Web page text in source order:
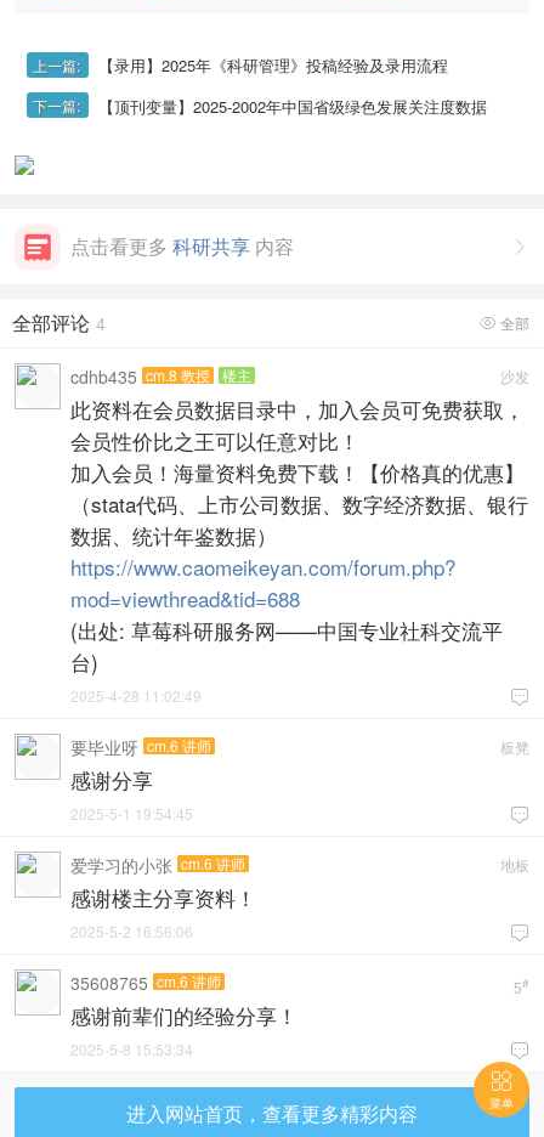
上一篇: 【录用】2025年《科研管理》投稿经验及录用流程
下一篇: 【顶刊变量】2025-2002年中国省级绿色发展关注度数据

点击看更多 科研共享 内容
 全部
全部评论 4
沙发
cdhb435 cm.8 教授 楼主
此资料在会员数据目录中，加入会员可免费获取，
会员性价比之王可以任意对比！
加入会员！海量资料免费下载！【价格真的优惠】
（stata代码、上市公司数据、数字经济数据、银行
数据、统计年鉴数据）
https://www.caomeikeyan.com/forum.php?
mod=viewthread&tid=688
(出处: 草莓科研服务网——中国专业社科交流平
台)

2025-4-28 11:02:49
板凳
要毕业呀 cm.6 讲师
感谢分享

2025-5-1 19:54:45
地板
爱学习的小张 cm.6 讲师
感谢楼主分享资料！

2025-5-2 16:56:06
5#
35608765 cm.6 讲师
感谢前辈们的经验分享！

2025-5-8 15:53:34
进入网站首页，查看更多精彩内容

菜单